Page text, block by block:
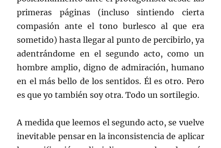
primeras páginas (incluso sintiendo cierta
compasión ante el tono burlesco al que era
sometido) hasta llegar al punto de percibirlo, ya
adentrándome en el segundo acto, como un
hombre amplio, digno de admiración, humano
en el más bello de los sentidos. Él es otro. Pero
es que yo también soy otra. Todo un sortilegio.
A medida que leemos el segundo acto, se vuelve
inevitable pensar en la inconsistencia de aplicar